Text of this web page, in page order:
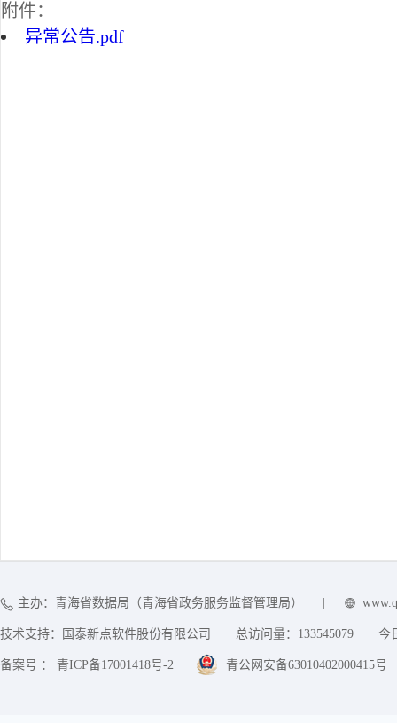
附件：
异常公告.pdf
主办：青海省数据局（青海省政务服务监督管理局）
技术支持：国泰新点软件股份有限公司 总访问量： 133545079 今
备案号 ： 青ICP备17001418号-2 青公网安备63010402000415号